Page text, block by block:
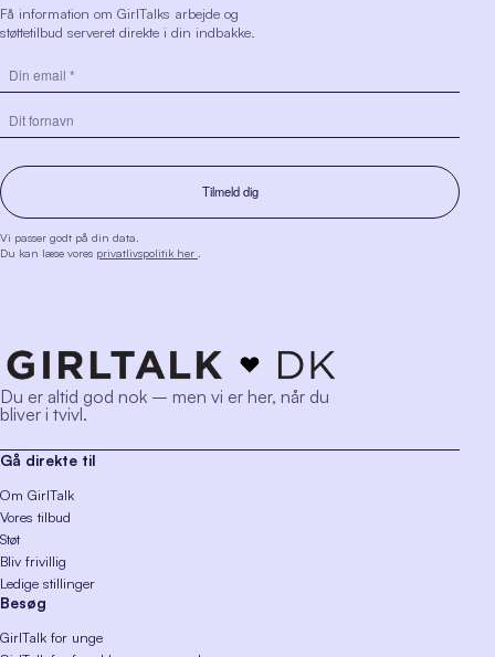
Få information om GirlTalks arbejde og
støttetilbud serveret direkte i din indbakke.
Vi passer godt på din data.
Du kan læse vores privatlivspolitik her
Du er altid god nok – men vi er her, når du
bliver i tvivl.
Gå direkte til
Om GirlTalk
Vores tilbud
Støt
Bliv frivillig
Ledige stillinger
Besøg
GirlTalk for unge